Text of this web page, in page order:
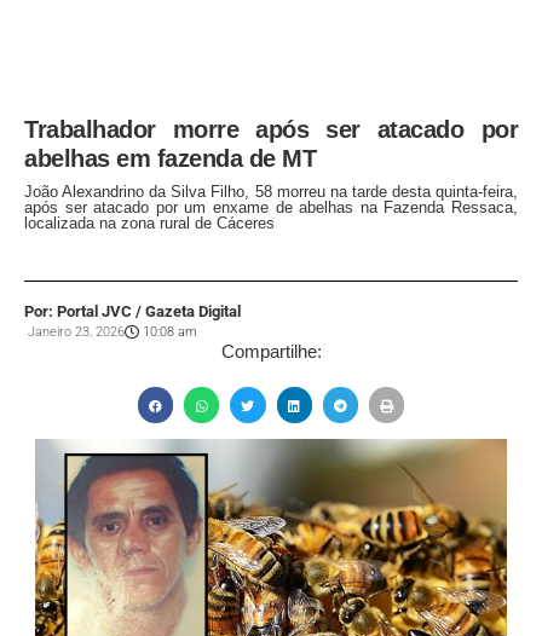
Trabalhador morre após ser atacado por
abelhas em fazenda de MT
João Alexandrino da Silva Filho, 58 morreu na tarde desta quinta-feira,
após ser atacado por um enxame de abelhas na Fazenda Ressaca,
localizada na zona rural de Cáceres
Por: Portal JVC / Gazeta Digital
Janeiro 23, 2026 10:08 am
Compartilhe: